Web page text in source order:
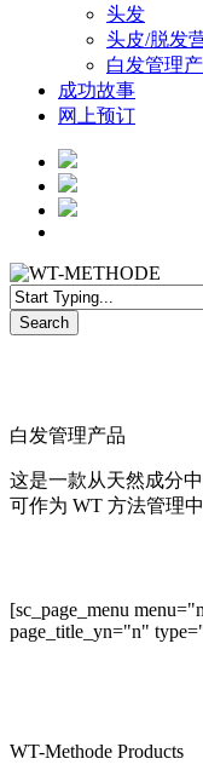
头发
头皮/脱发
白发管理
成功故事
网上预订
Search
白发管理产品
这是一款从天然成分
可作为 WT 方法管理
[sc_page_menu
page_title_yn="n"
WT-Methode Products